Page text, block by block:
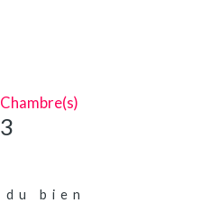
Chambre(s)
3
bien